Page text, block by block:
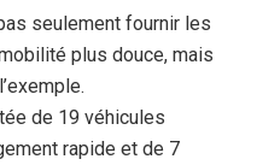
seulement fournir les
plus douce, mais
de 19 véhicules
rapide et de 7